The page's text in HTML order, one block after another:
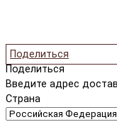
Поделиться
Поделиться
Введите адрес
Страна